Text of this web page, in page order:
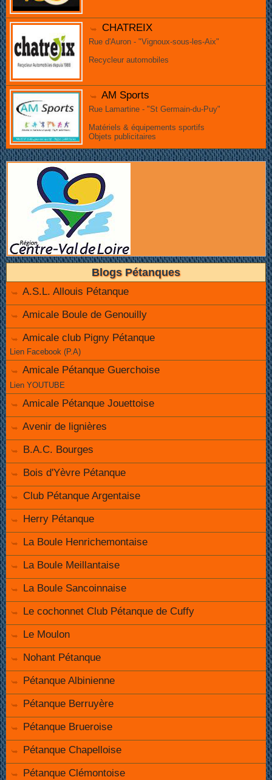
CHATREIX
Rue d'Auron - "Vignoux-sous-les-Aix"
Recycleur automobiles
AM Sports
Rue Lamartine - "St Germain-du-Puy"
Matériels & équipements sportifs
Objets publicitaires
Blogs Pétanques
A.S.L. Allouis Pétanque
Amicale Boule de Genouilly
Amicale club Pigny Pétanque
Lien Facebook (P.A)
Amicale Pétanque Guerchoise
Lien YOUTUBE
Amicale Pétanque Jouettoise
Avenir de lignières
B.A.C. Bourges
Bois d'Yèvre Pétanque
Club Pétanque Argentaise
Herry Pétanque
La Boule Henrichemontaise
La Boule Meillantaise
La Boule Sancoinnaise
Le cochonnet Club Pétanque de Cuffy
Le Moulon
Nohant Pétanque
Pétanque Albinienne
Pétanque Berruyère
Pétanque Brueroise
Pétanque Chapelloise
Pétanque Clémontoise